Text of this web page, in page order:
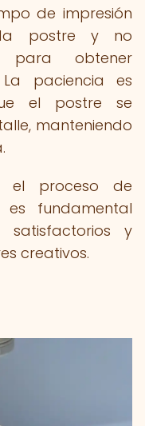
de impresión
postre y no
para obtener
paciencia es
el postre se
manteniendo
el proceso de
fundamental
satisfactorios y
creativos.